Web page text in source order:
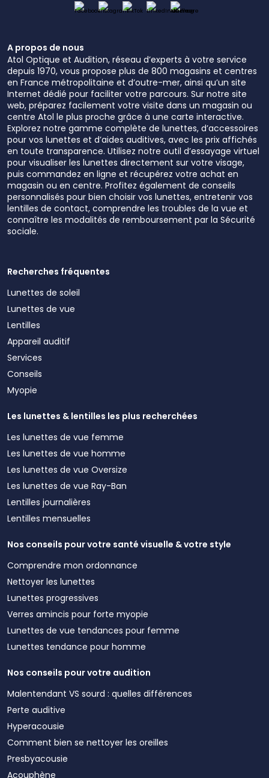
A propos de nous
Atol Optique et Audition, réseau d’experts à votre service
depuis 1970, vous propose plus de 800 magasins et centres
en France métropolitaine et d’outre-mer, ainsi qu’un site
Internet dédié pour faciliter votre parcours. Sur notre site
web, préparez facilement votre visite dans un magasin ou
centre Atol le plus proche grâce à une carte interactive.
Explorez notre gamme complète de lunettes, d’accessoires
pour vos lunettes et d’aides auditives, avec les prix affichés
en toute transparence. Utilisez notre outil d’essayage virtuel
pour visualiser les lunettes directement sur votre visage,
puis commandez en ligne et récupérez votre achat en
magasin ou en centre. Profitez également de conseils
personnalisés pour bien choisir vos lunettes, entretenir vos
lentilles de contact, comprendre les troubles de la vue et
connaître les modalités de remboursement par la Sécurité
sociale.
Recherches fréquentes
Lunettes de soleil
Lunettes de vue
Lentilles
Appareil auditif
Services
Conseils
Myopie
Les lunettes & lentilles les plus recherchées
Les lunettes de vue femme
Les lunettes de vue homme
Les lunettes de vue Oversize
Les lunettes de vue Ray-Ban
Lentilles journalières
Lentilles mensuelles
Nos conseils pour votre santé visuelle & votre style
Comprendre mon ordonnance
Nettoyer les lunettes
Lunettes progressives
Verres amincis pour forte myopie
Lunettes de vue tendances pour femme
Lunettes tendance pour homme
Nos conseils pour votre audition
Malentendant VS sourd : quelles différences
Perte auditive
Hyperacousie
Comment bien se nettoyer les oreilles
Presbyacousie
Acouphène